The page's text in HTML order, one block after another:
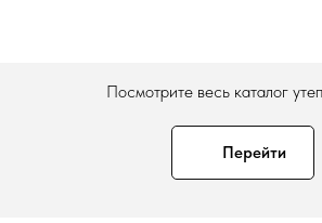
Посмотрите весь каталог
Перейти